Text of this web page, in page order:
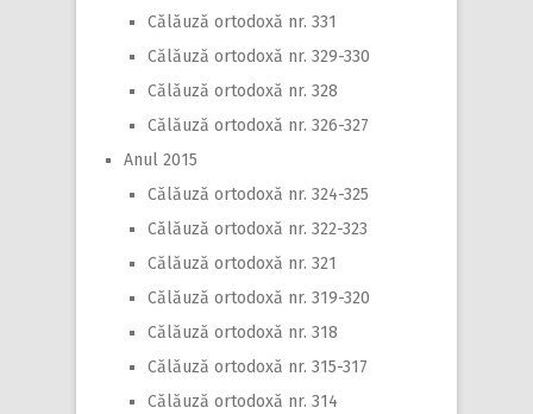
Călăuză ortodoxă nr. 331
Călăuză ortodoxă nr. 329-330
Călăuză ortodoxă nr. 328
Călăuză ortodoxă nr. 326-327
Anul 2015
Călăuză ortodoxă nr. 324-325
Călăuză ortodoxă nr. 322-323
Călăuză ortodoxă nr. 321
Călăuză ortodoxă nr. 319-320
Călăuză ortodoxă nr. 318
Călăuză ortodoxă nr. 315-317
Călăuză ortodoxă nr. 314